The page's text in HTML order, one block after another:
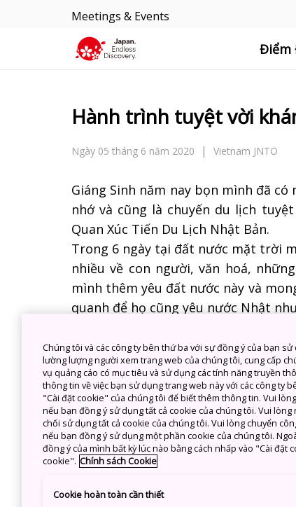
Meetings & Events
Điểm
Hành trình tuyệt vời
Ngày 05 tháng 6 năm 2020 Vietnam JNTO
Giáng Sinh năm nay bọn mình đã
nhớ và cũng là chuyến du lịch
Quan Xúc Tiến Du Lịch Nhật Bản.
Trong 6 ngày tại đất nước mặt trời
nhiều về con người, văn hoá,
mình thêm yêu đất nước này và
quanh để họ cũng yêu nước Nhật
Chúng tôi và các công ty bên thứ ba với sự đồng ý của bạn
lường lượng người xem trang web của chúng tôi, cung cấp
vụ quảng cáo có mục tiêu và sử dụng các tính năng truyền
thông tin về việc bạn sử dụng trang web này với các công ty
"Cài đặt cookie" của chúng tôi để biết thêm thông tin. Vui
nếu bạn đồng ý sử dụng tất cả cookie của chúng tôi. Vui
chối sử dụng tất cả cookie của chúng tôi. Vui lòng chuyển
nếu bạn đồng ý sử dụng một phần cookie của chúng tôi.
đồng ý của mình bất kỳ lúc nào bằng cách nhấp vào "Cài đặt
cookie". Chính sách Cookie
Cookie hoàn toàn cần thiết